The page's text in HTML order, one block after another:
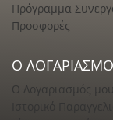
Πρόγραμμα
Προσφορές
Ο
Ο Λογαριασμός μου